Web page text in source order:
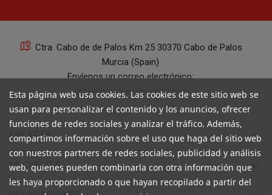
Ctra. Cabo de de Palos Km 25 30370 Cabo de Palos
Murcia (Spain)
Envíenos un correo electrónico:
info@yourspanishcorner.com
+34 647 29 98 21 de 9 a 14:30
ENLACES keyboard_arrow_down
MI CUENTA keyboard_arrow_down
Esta página web usa cookies. Las cookies de este sitio web se
usan para personalizar el contenido y los anuncios, ofrecer
funciones de redes sociales y analizar el tráfico. Además,
compartimos información sobre el uso que haga del sitio web
con nuestros partners de redes sociales, publicidad y análisis
web, quienes pueden combinarla con otra información que
les haya proporcionado o que hayan recopilado a partir del